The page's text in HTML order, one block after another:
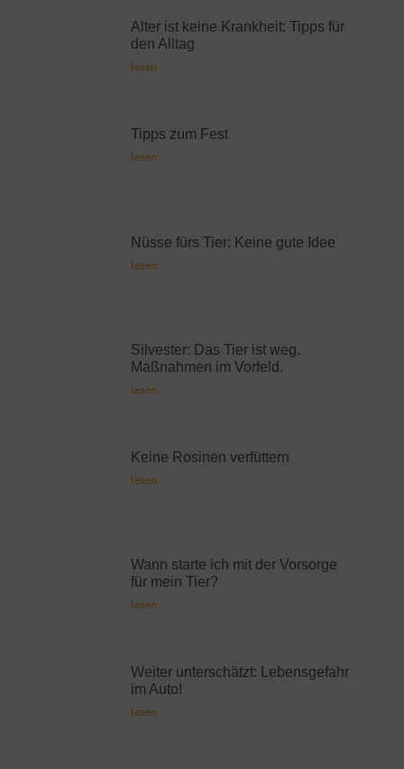
Alter ist keine Krankheit: Tipps für
den Alltag
lesen
Tipps zum Fest
lesen
Nüsse fürs Tier: Keine gute Idee
lesen
Silvester: Das Tier ist weg.
Maßnahmen im Vorfeld.
lesen
Keine Rosinen verfüttern
lesen
Wann starte ich mit der Vorsorge
für mein Tier?
lesen
Weiter unterschätzt: Lebensgefahr
im Auto!
lesen